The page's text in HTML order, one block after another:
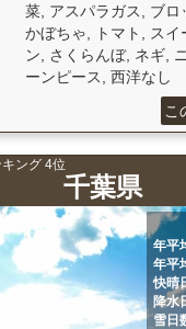
菜, アスパラガス, ブロ
かぼちゃ, トマト, スイ
ン, さくらんぼ, ネギ,
ーンピース, 西洋なし
こ
ング 4位
千葉県
年平
年平
快晴
降水
雪日